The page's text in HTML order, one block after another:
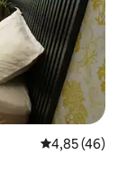
4,85 de uma
4,85 (46)